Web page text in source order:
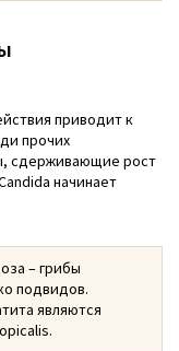
приводит к
прочих
сдерживающие рост
начинает
– грибы
подвидов.
являются